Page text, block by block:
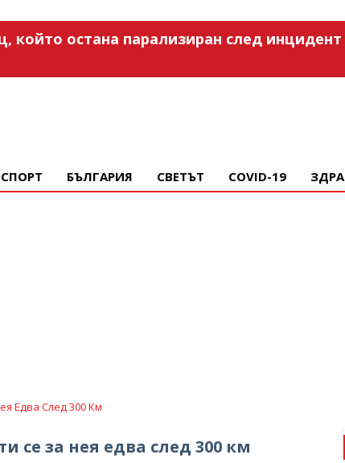
който остана парализиран след инцидент
СПОРТ БЪЛГАРИЯ СВЕТЪТ COVID-19
Едва След 300 Км
се за нея едва след 300 км